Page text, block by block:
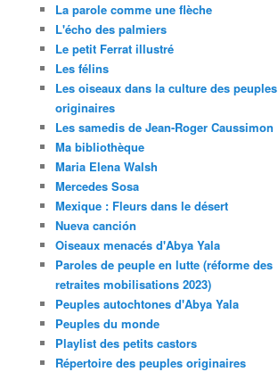
La parole comme une flèche
L'écho des palmiers
Le petit Ferrat illustré
Les félins
Les oiseaux dans la culture des peuples
originaires
Les samedis de Jean-Roger Caussimon
Ma bibliothèque
Maria Elena Walsh
Mercedes Sosa
Mexique : Fleurs dans le désert
Nueva canción
Oiseaux menacés d'Abya Yala
Paroles de peuple en lutte (réforme des
retraites mobilisations 2023)
Peuples autochtones d'Abya Yala
Peuples du monde
Playlist des petits castors
Répertoire des peuples originaires